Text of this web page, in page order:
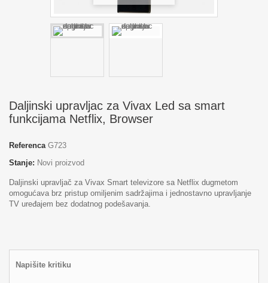
Daljinski upravljac za Vivax Led sa smart
funkcijama Netflix, Browser
Referenca G723
Stanje: Novi proizvod
Daljinski upravljač za Vivax Smart televizore sa Netflix dugmetom
omogućava brz pristup omiljenim sadržajima i jednostavno upravljanje
TV uređajem bez dodatnog podešavanja.
Napišite kritiku